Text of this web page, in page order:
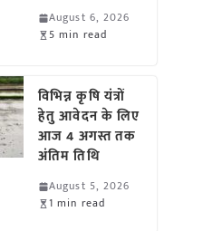
August 6, 2026
5 min read
विभिन्न कृषि यंत्रों
हेतु आवेदन के लिए
आज 4 अगस्त तक
अंतिम तिथि
August 5, 2026
1 min read